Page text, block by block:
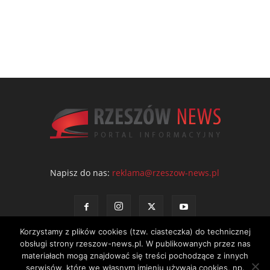
Napisz do nas: reklama@rzeszow-news.pl
Korzystamy z plików cookies (tzw. ciasteczka) do technicznej
obsługi strony rzeszow-news.pl. W publikowanych przez nas
materiałach mogą znajdować się treści pochodzące z innych
serwisów, które we własnym imieniu używają cookies, np.